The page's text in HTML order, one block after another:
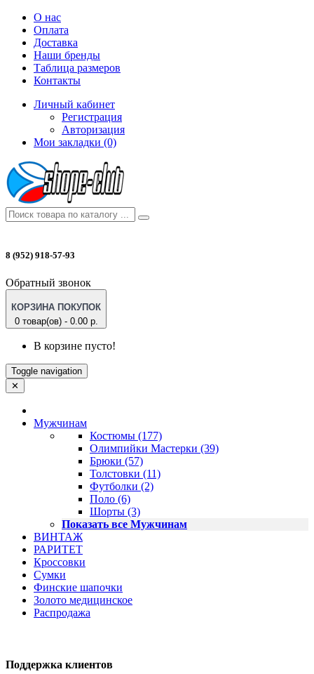
О нас
Оплата
Доставка
Наши бренды
Таблица размеров
Контакты
Личный кабинет
Регистрация
Авторизация
Мои закладки (0)
8 (952) 918-57-93
Обратный звонок
КОРЗИНА ПОКУПОК
0 товар(ов) - 0.00 р.
В корзине пусто!
Toggle navigation
✕
Мужчинам
Костюмы (177)
Олимпийки Мастерки (39)
Брюки (57)
Толстовки (11)
Футболки (2)
Поло (6)
Шорты (3)
Показать все Мужчинам
ВИНТАЖ
РАРИТЕТ
Кроссовки
Сумки
Финские шапочки
Золото медицинское
Распродажа
Поддержка клиентов